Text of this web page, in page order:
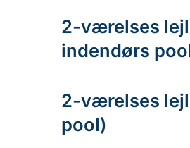
2-værelses
indendørs
2-værelses
pool)